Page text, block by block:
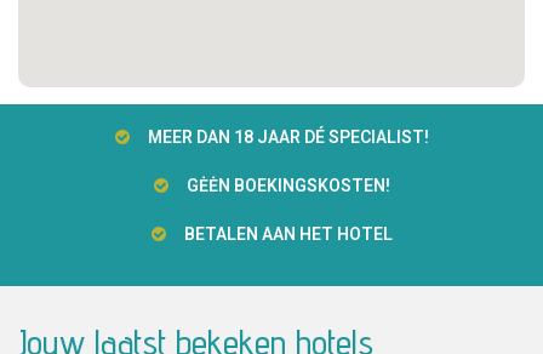
MEER DAN 18 JAAR DÉ SPECIALIST!
GĖĖN BOEKINGSKOSTEN!
BETALEN AAN HET HOTEL
Jouw laatst bekeken hotels